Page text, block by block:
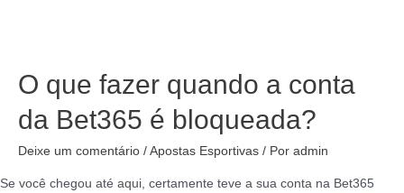
O que fazer quando a conta
da Bet365 é bloqueada?
Deixe um comentário / Apostas Esportivas / Por admin
Se você chegou até aqui, certamente teve a sua conta na Bet365